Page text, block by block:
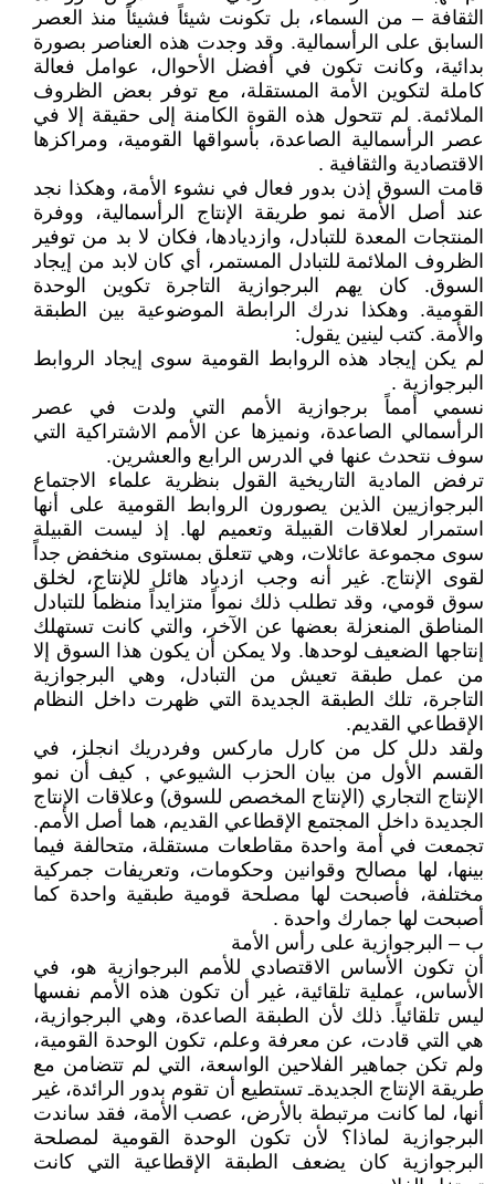
الثقافة – من السماء، بل تكونت شيئاً فشيئاً منذ العصر
السابق على الرأسمالية. وقد وجدت هذه العناصر بصورة
بدائية، وكانت تكون في أفضل الأحوال، عوامل فعالة
كاملة لتكوين الأمة المستقلة، مع توفر بعض الظروف
الملائمة. لم تتحول هذه القوة الكامنة إلى حقيقة إلا في
عصر الرأسمالية الصاعدة، بأسواقها القومية، ومراكزها
الاقتصادية والثقافية .
قامت السوق إذن بدور فعال في نشوء الأمة، وهكذا نجد
عند أصل الأمة نمو طريقة الإنتاج الرأسمالية، ووفرة
المنتجات المعدة للتبادل، وازديادها، فكان لا بد من توفير
الظروف الملائمة للتبادل المستمر، أي كان لابد من إيجاد
السوق. كان يهم البرجوازية التاجرة تكوين الوحدة
القومية. وهكذا ندرك الرابطة الموضوعية بين الطبقة
والأمة. كتب لينين يقول:
لم يكن إيجاد هذه الروابط القومية سوى إيجاد الروابط
البرجوازية .
نسمي أمماً برجوازية الأمم التي ولدت في عصر
الرأسمالي الصاعدة، ونميزها عن الأمم الاشتراكية التي
سوف نتحدث عنها في الدرس الرابع والعشرين.
ترفض المادية التاريخية القول بنظرية علماء الاجتماع
البرجوازيين الذين يصورون الروابط القومية على أنها
استمرار لعلاقات القبيلة وتعميم لها. إذ ليست القبيلة
سوى مجموعة عائلات، وهي تتعلق بمستوى منخفض جداً
لقوى الإنتاج. غير أنه وجب ازدياد هائل للإنتاج، لخلق
سوق قومي، وقد تطلب ذلك نمواً متزايداً منظماُ للتبادل
المناطق المنعزلة بعضها عن الآخر، والتي كانت تستهلك
إنتاجها الضعيف لوحدها. ولا يمكن أن يكون هذا السوق إلا
من عمل طبقة تعيش من التبادل، وهي البرجوازية
التاجرة، تلك الطبقة الجديدة التي ظهرت داخل النظام
الإقطاعي القديم.
ولقد دلل كل من كارل ماركس وفردريك انجلز، في
القسم الأول من بيان الحزب الشيوعي , كيف أن نمو
الإنتاج التجاري (الإنتاج المخصص للسوق) وعلاقات الإنتاج
الجديدة داخل المجتمع الإقطاعي القديم، هما أصل الأمم.
تجمعت في أمة واحدة مقاطعات مستقلة، متحالفة فيما
بينها، لها مصالح وقوانين وحكومات، وتعريفات جمركية
مختلفة، فأصبحت لها مصلحة قومية طبقية واحدة كما
أصبحت لها جمارك واحدة .
ب – البرجوازية على رأس الأمة
أن تكون الأساس الاقتصادي للأمم البرجوازية هو، في
الأساس، عملية تلقائية، غير أن تكون هذه الأمم نفسها
ليس تلقائياً. ذلك لأن الطبقة الصاعدة، وهي البرجوازية،
هي التي قادت، عن معرفة وعلم، تكون الوحدة القومية،
ولم تكن جماهير الفلاحين الواسعة، التي لم تتضامن مع
طريقة الإنتاج الجديدةـ تستطيع أن تقوم بدور الرائدة، غير
أنها، لما كانت مرتبطة بالأرض، عصب الأمة، فقد ساندت
البرجوازية لماذا؟ لأن تكون الوحدة القومية لمصلحة
البرجوازية كان يضعف الطبقة الإقطاعية التي كانت